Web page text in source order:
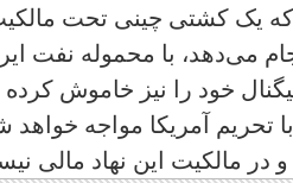
که یک کشتی چینی تحت
می‌دهد، با محموله نفت
خود را نیز خاموش
تحریم آمریکا مواجه
در مالکیت این نهاد مالی